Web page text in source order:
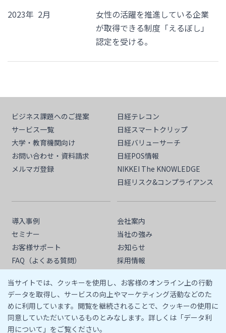
2023年 2月
女性の活躍を推進している企業
が取得できる制度「えるぼし」
認定を受ける。
当サイトでは、クッキーを使用し、お客様のオンライン上の行動
データを取得し、サービスの向上やマーケティング活動などのた
めに利用しています。閲覧を継続されることで、クッキーの使用に
同意していただいているものとみなします。詳しくは「データ利
用について」をご覧ください。
ビジネス課題へのご提案
サービス一覧
大学・教育機関向け
お問い合わせ・資料請求
メルマガ登録
日経テレコン
日経スマートクリップ
日経バリューサーチ
日経POS情報
NIKKEI The KNOWLEDGE
日経リスク&コンプライアンス
導入事例
セミナー
お客様サポート
FAQ（よくある質問）
会社案内
当社の強み
お知らせ
採用情報
サプライヤー行動規範